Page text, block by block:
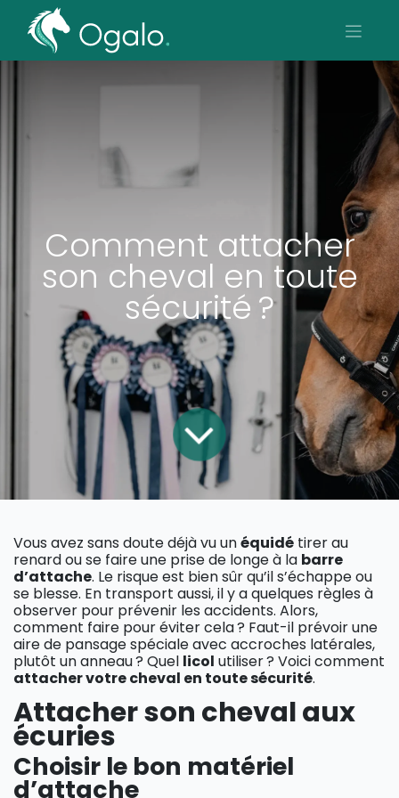
Comment attacher
son cheval en toute
sécurité ?
Vous avez sans doute déjà vu unéquidé tirer au
renard ou se faire une prise de longe à la barre
d’attache. Le risque est bien sûr qu’il s’échappe ou
se blesse. En transport aussi, il y a quelques règles à
observer pour prévenir les accidents. Alors,
comment faire pour éviter cela ? Faut-il prévoir une
aire de pansage spéciale avec accroches latérales,
plutôt un anneau ? Quel licol utiliser ? Voici comment
attacher votre cheval en toute sécurité.
Attacher son cheval aux
écuries
Choisir le bon matériel
d’attache